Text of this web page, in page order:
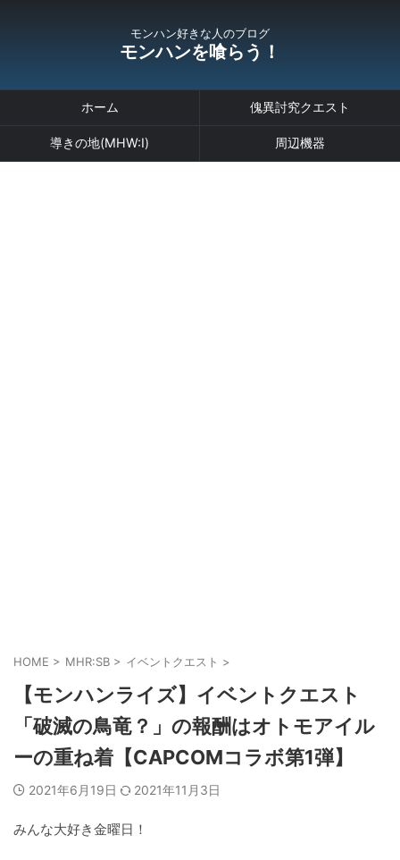
モンハン好きな人のブログ
モンハンを喰らう！
ホーム 傀異討究クエスト
導きの地(MHW:I) 周辺機器
HOME > MHR:SB > イベントクエスト >
【モンハンライズ】イベントクエスト
「破滅の鳥竜？」の報酬はオトモアイル
ーの重ね着【CAPCOMコラボ第1弾】
2021年6月19日 2021年11月3日
みんな大好き金曜日！